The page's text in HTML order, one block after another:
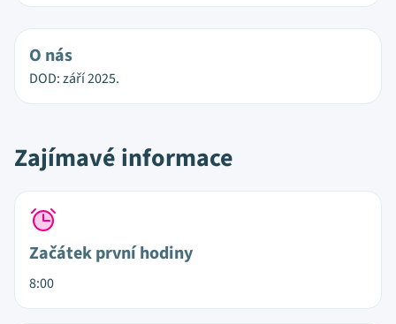
O nás
DOD: září 2025.
Zajímavé informace
Začátek první hodiny
8:00